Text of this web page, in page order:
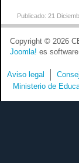
Publicado: 21
Copyright © 2026
Joomla! es
Aviso legal
Ministerio de